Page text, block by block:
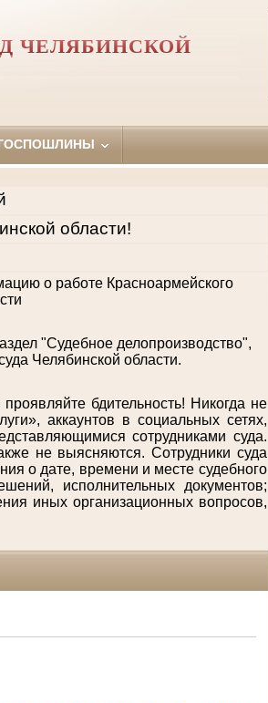
ЧЕЛЯБИНСКОЙ
области!
о работе Красноармейского
"Судебное делопроизводство",
Челябинской области.
бдительность! Никогда не
аккаунтов в социальных сетях,
сотрудниками суда.
не выясняются. Сотрудники суда
о дате, времени и месте судебного
исполнительных документов;
иных организационных вопросов,